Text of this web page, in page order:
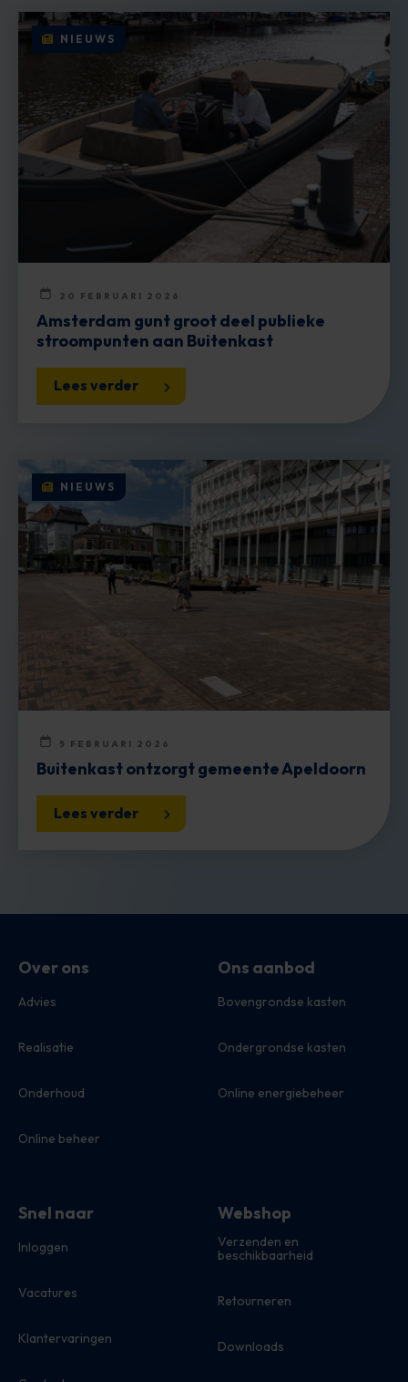
Amsterdam gunt groot deel publieke
stroompunten aan Buitenkast
20 FEBRUARI 2026
Lees verder
NIEUWS
Buitenkast ontzorgt gemeente Apeldoorn
5 FEBRUARI 2026
Lees verder
NIEUWS
Over ons
Advies
Realisatie
Onderhoud
Online beheer
Ons aanbod
Bovengrondse kasten
Ondergrondse kasten
Online energiebeheer
Snel naar
Inloggen
Vacatures
Klantervaringen
Webshop
Verzenden en
beschikbaarheid
Retourneren
Downloads